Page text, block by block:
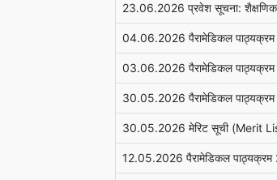
23.06.2026 प्रवेश सूचना: शैक्षणिक
04.06.2026 पैरामेडिकल
03.06.2026 पैरामेडिकल पाठ्यक्रम
30.05.2026 पैरामेडिकल पाठ्यक्रम
30.05.2026 मेरिट सूची (Merit
12.05.2026 पैरामेडिकल